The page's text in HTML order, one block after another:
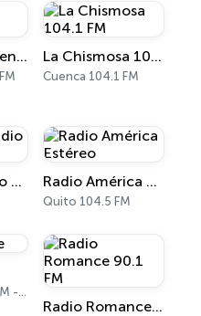
Radio Que Buena FM La Chismosa 104.1 FM
Cuenca 104.1 FM
Ecuador Radio HD Radio América Estéreo
Quito 104.5 FM
Guayaquil 95.3 FM - 700 AM
Radio Romance 90.1 FM